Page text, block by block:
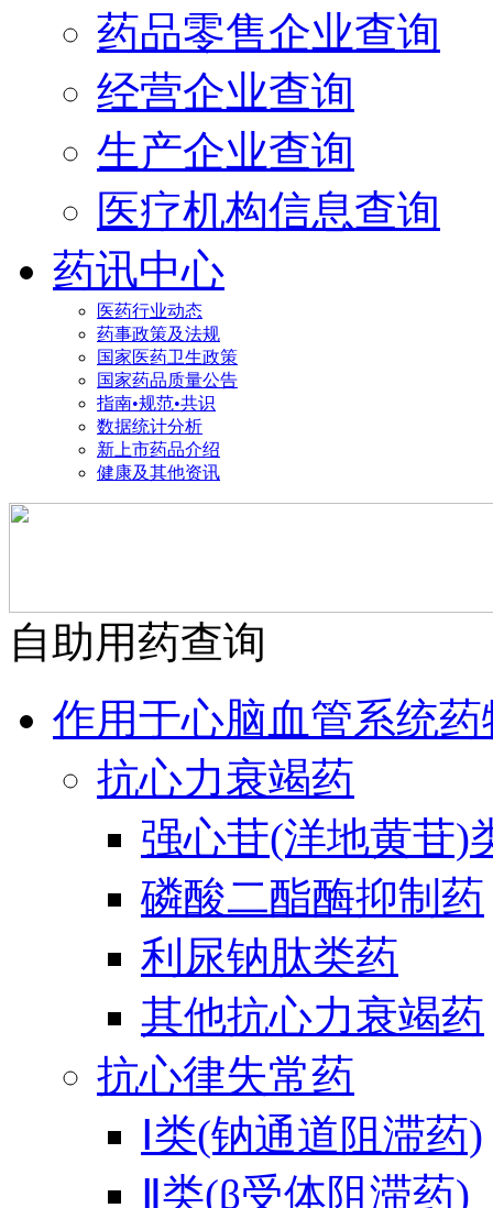
药品零售企业查询
经营企业查询
生产企业查询
医疗机构信息查询
药讯中心
医药行业动态
药事政策及法规
国家医药卫生政策
国家药品质量公告
指南•规范•共识
数据统计分析
新上市药品介绍
健康及其他资讯
自助用药查询
作用于心脑血管系统药
抗心力衰竭药
强心苷(洋地黄苷)
磷酸二酯酶抑制药
利尿钠肽类药
其他抗心力衰竭药
抗心律失常药
Ⅰ类(钠通道阻滞药)
Ⅱ类(β受体阻滞药)